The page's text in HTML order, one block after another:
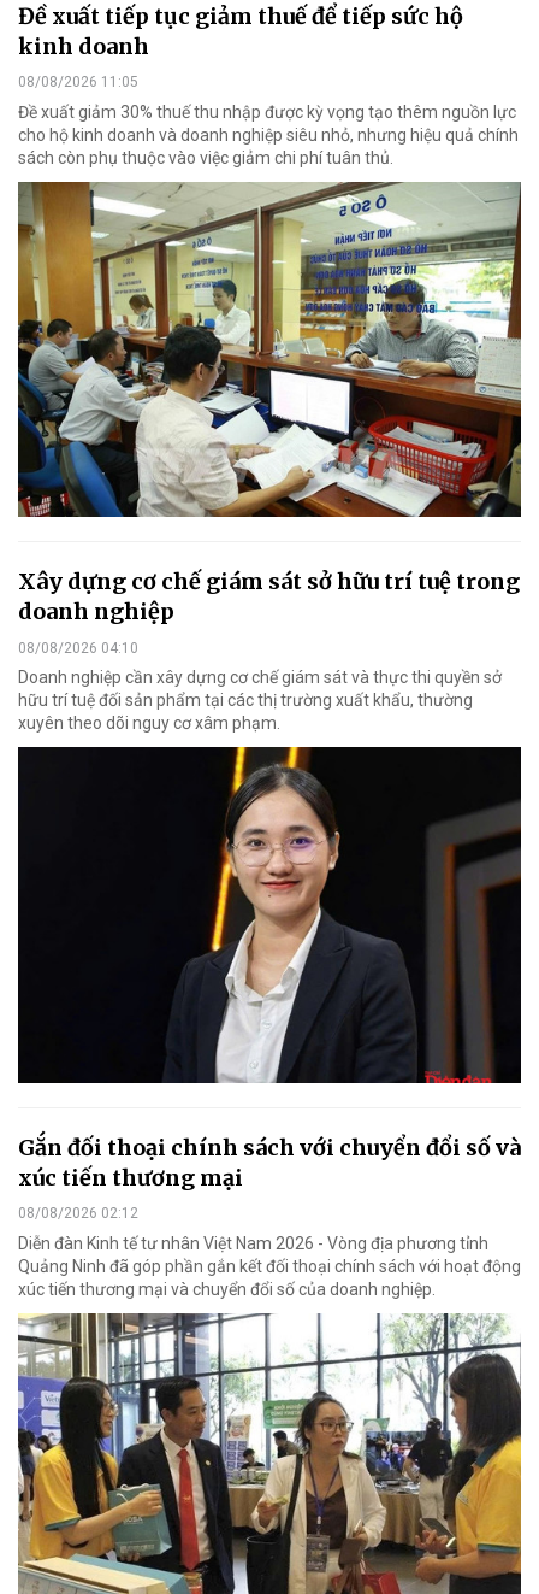
Đề xuất tiếp tục giảm thuế để tiếp sức hộ
kinh doanh
08/08/2026 11:05
Đề xuất giảm 30% thuế thu nhập được kỳ vọng tạo thêm nguồn lực
cho hộ kinh doanh và doanh nghiệp siêu nhỏ, nhưng hiệu quả chính
sách còn phụ thuộc vào việc giảm chi phí tuân thủ.
Xây dựng cơ chế giám sát sở hữu trí tuệ trong
doanh nghiệp
08/08/2026 04:10
Doanh nghiệp cần xây dựng cơ chế giám sát và thực thi quyền sở
hữu trí tuệ đối sản phẩm tại các thị trường xuất khẩu, thường
xuyên theo dõi nguy cơ xâm phạm.
Gắn đối thoại chính sách với chuyển đổi số và
xúc tiến thương mại
08/08/2026 02:12
Diễn đàn Kinh tế tư nhân Việt Nam 2026 - Vòng địa phương tỉnh
Quảng Ninh đã góp phần gắn kết đối thoại chính sách với hoạt động
xúc tiến thương mại và chuyển đổi số của doanh nghiệp.